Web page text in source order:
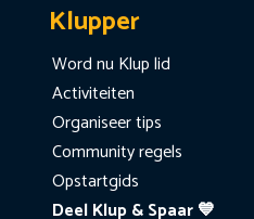
Klupper
Word nu Klup lid
Activiteiten
Organiseer tips
Community regels
Opstartgids
Deel Klup & Spaar 💙